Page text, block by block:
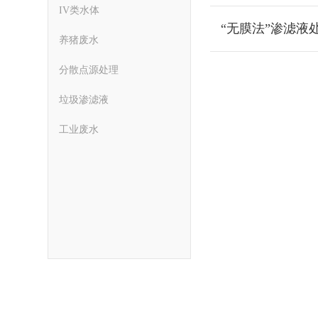
IV类水体
养猪废水
分散点源处理
垃圾渗滤液
工业废水
“无膜法”渗滤液